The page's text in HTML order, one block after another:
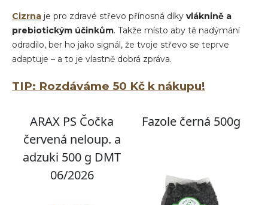
Cizrna je pro zdravé střevo přínosná díky vláknině a
prebiotickým účinkům. Takže místo aby tě nadýmání
odradilo, ber ho jako signál, že tvoje střevo se teprve
adaptuje – a to je vlastně dobrá zpráva.
TIP: Rozdáváme 50 Kč k nákupu!